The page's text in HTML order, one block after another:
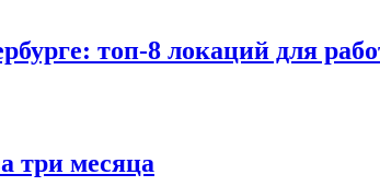
топ-8 локаций для
три месяца